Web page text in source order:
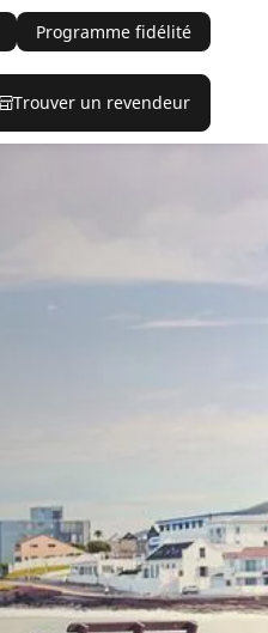
Programme fidélité
Trouver un revendeur